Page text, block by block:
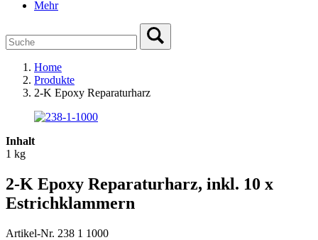
Mehr
Home
Produkte
2-K Epoxy Reparaturharz
Inhalt
1 kg
2-K Epoxy Reparaturharz, inkl. 10 x
Estrichklammern
Artikel-Nr. 238 1 1000